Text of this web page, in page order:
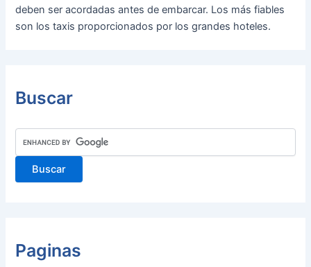
deben ser acordadas antes de embarcar. Los más fiables
son los taxis proporcionados por los grandes hoteles.
Buscar
Paginas